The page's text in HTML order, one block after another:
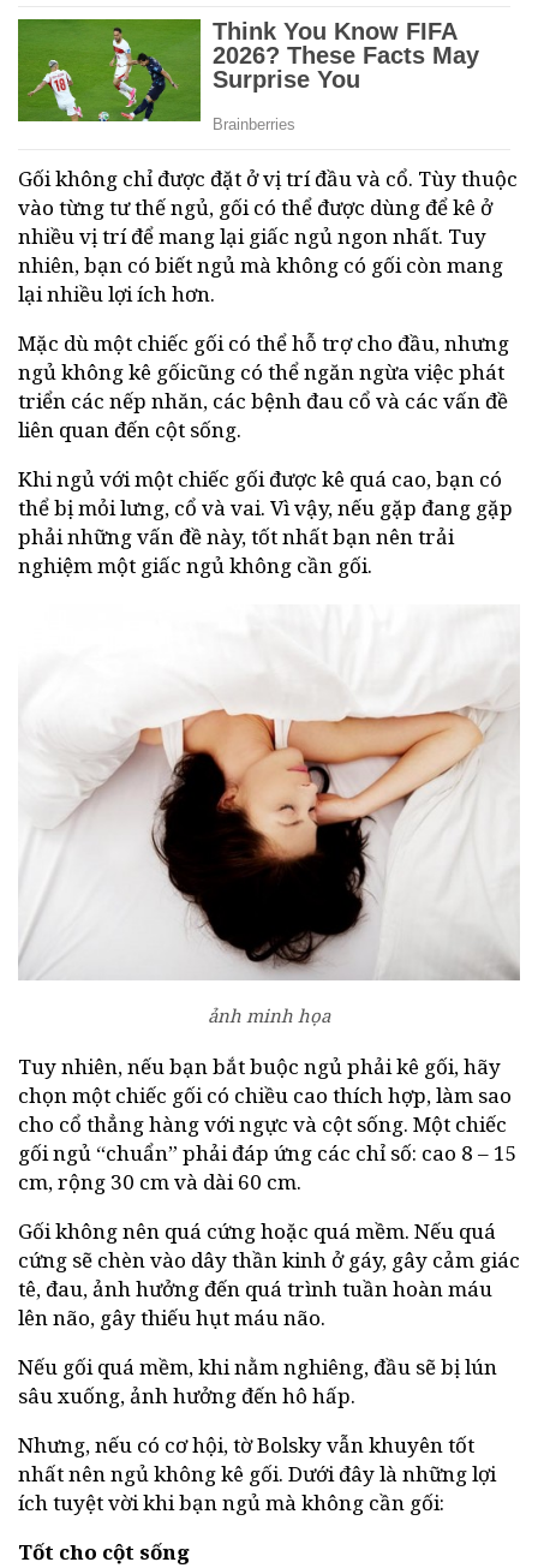
Gối không chỉ được đặt ở vị trí đầu và cổ. Tùy thuộc
vào từng tư thế ngủ, gối có thể được dùng để kê ở
nhiều vị trí để mang lại giấc ngủ ngon nhất. Tuy
nhiên, bạn có biết ngủ mà không có gối còn mang
lại nhiều lợi ích hơn.
Mặc dù một chiếc gối có thể hỗ trợ cho đầu, nhưng
ngủ không kê gốicũng có thể ngăn ngừa việc phát
triển các nếp nhăn, các bệnh đau cổ và các vấn đề
liên quan đến cột sống.
Khi ngủ với một chiếc gối được kê quá cao, bạn có
thể bị mỏi lưng, cổ và vai. Vì vậy, nếu gặp đang gặp
phải những vấn đề này, tốt nhất bạn nên trải
nghiệm một giấc ngủ không cần gối.
ảnh minh họa
Tuy nhiên, nếu bạn bắt buộc ngủ phải kê gối, hãy
chọn một chiếc gối có chiều cao thích hợp, làm sao
cho cổ thẳng hàng với ngực và cột sống. Một chiếc
gối ngủ “chuẩn” phải đáp ứng các chỉ số: cao 8 – 15
cm, rộng 30 cm và dài 60 cm.
Gối không nên quá cứng hoặc quá mềm. Nếu quá
cứng sẽ chèn vào dây thần kinh ở gáy, gây cảm giác
tê, đau, ảnh hưởng đến quá trình tuần hoàn máu
lên não, gây thiếu hụt máu não.
Nếu gối quá mềm, khi nằm nghiêng, đầu sẽ bị lún
sâu xuống, ảnh hưởng đến hô hấp.
Nhưng, nếu có cơ hội, tờ Bolsky vẫn khuyên tốt
nhất nên ngủ không kê gối. Dưới đây là những lợi
ích tuyệt vời khi bạn ngủ mà không cần gối:
Tốt cho cột sống